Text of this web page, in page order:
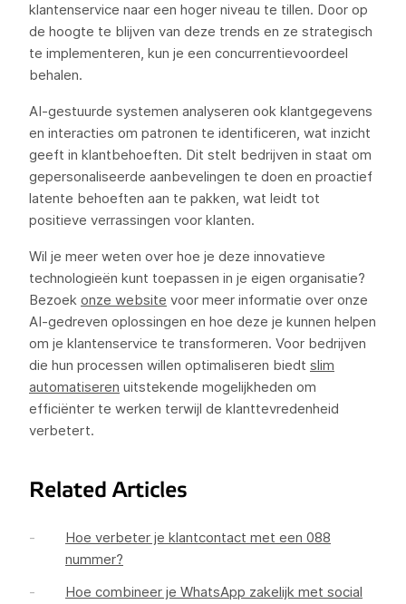
klantenservice naar een hoger niveau te tillen. Door op
de hoogte te blijven van deze trends en ze strategisch
te implementeren, kun je een concurrentievoordeel
behalen.
AI-gestuurde systemen analyseren ook klantgegevens
en interacties om patronen te identificeren, wat inzicht
geeft in klantbehoeften. Dit stelt bedrijven in staat om
gepersonaliseerde aanbevelingen te doen en proactief
latente behoeften aan te pakken, wat leidt tot
positieve verrassingen voor klanten.
Wil je meer weten over hoe je deze innovatieve
technologieën kunt toepassen in je eigen organisatie?
Bezoek onze website voor meer informatie over onze
AI-gedreven oplossingen en hoe deze je kunnen helpen
om je klantenservice te transformeren. Voor bedrijven
die hun processen willen optimaliseren biedt slim
automatiseren uitstekende mogelijkheden om
efficiënter te werken terwijl de klanttevredenheid
verbetert.
Related Articles
Hoe verbeter je klantcontact met een 088
nummer?
Hoe combineer je WhatsApp zakelijk met social